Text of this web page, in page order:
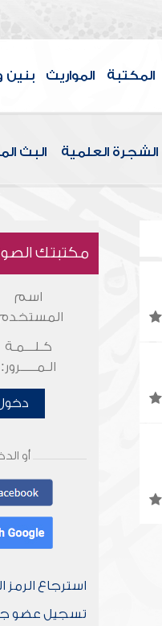
المكتبة المواريث بنين
الشجرة العلمية البث
مكتبتك
اسم
كـلـــمـة
الـمـــــرور:
أو
استرجاع الرمز
تسجيل عضو